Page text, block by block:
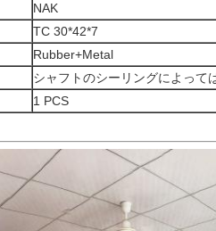
NAK
TC 30*42*7
Rubber+Metal
シャフトのシーリングによって
1 PCS